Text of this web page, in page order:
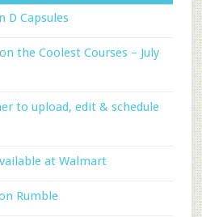
D Capsules
the Coolest Courses – July
to upload, edit & schedule
at Walmart
Rumble